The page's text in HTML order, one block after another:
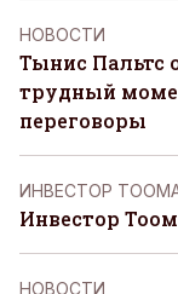
НОВОСТИ
Тынис Пальтс
трудный
переговоры
ИНВЕСТОР
Инвестор
НОВОСТИ